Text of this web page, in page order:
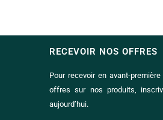
RECEVOIR NOS OFFRES
Pour recevoir en avant-
offres sur nos produits,
aujourd’hui.